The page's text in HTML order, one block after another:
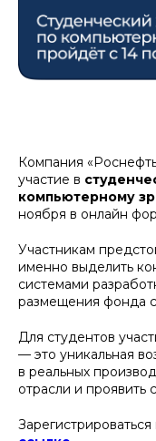
Компания
участие в
компьютерному
ноября в онлайн
Участникам
именно выделить
системами
размещения фонда
Для студентов
— это уникальная
в реальных
отрасли и проявить